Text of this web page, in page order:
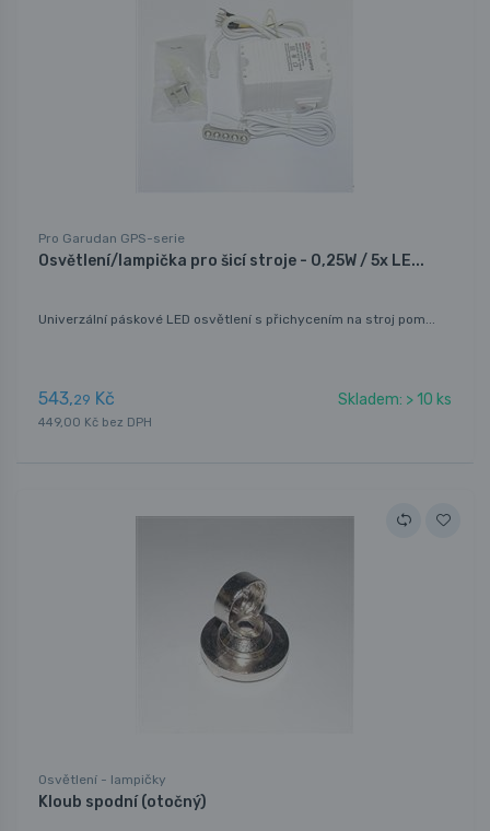
Pro Garudan GPS-serie
Osvětlení/lampička pro šicí stroje - 0,25W / 5x LE...
Univerzální páskové LED osvětlení s přichycením na stroj pom...
543,29 Kč Skladem: > 10 ks
449,00 Kč bez DPH
Osvětlení - lampičky
Kloub spodní (otočný)